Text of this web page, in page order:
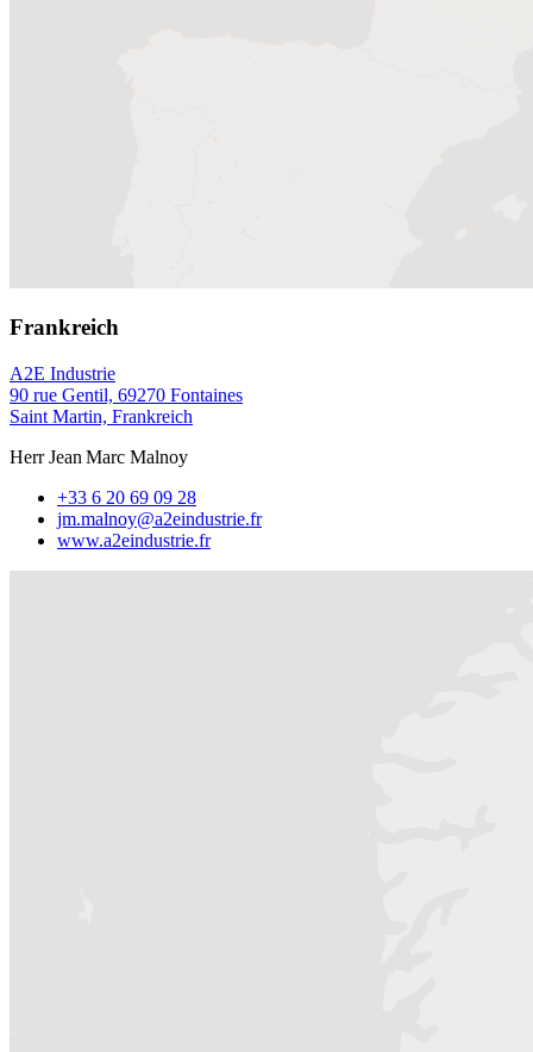
Frankreich
A2E Industrie
90 rue Gentil, 69270 Fontaines
Saint Martin, Frankreich
Herr Jean Marc Malnoy
+33 6 20 69 09 28
jm.malnoy@a2eindustrie.fr
www.a2eindustrie.fr